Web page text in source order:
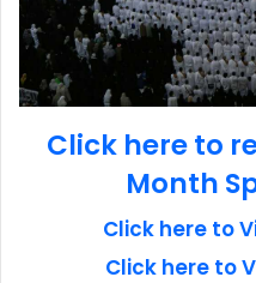
Click here to
Month
Click here to
Click here to